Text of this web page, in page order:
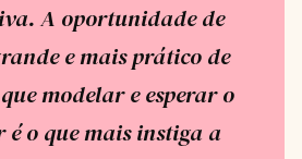
A oportunidade de
e mais prático de
modelar e esperar o
é o que mais instiga a